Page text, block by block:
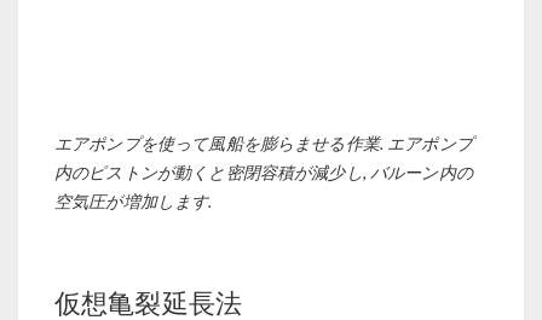
エアポンプを使って風船を膨らませる作業. エアポンプ
内のピストンが動くと密閉容積が減少し, バルーン内の
空気圧が増加します.
仮想亀裂延長法